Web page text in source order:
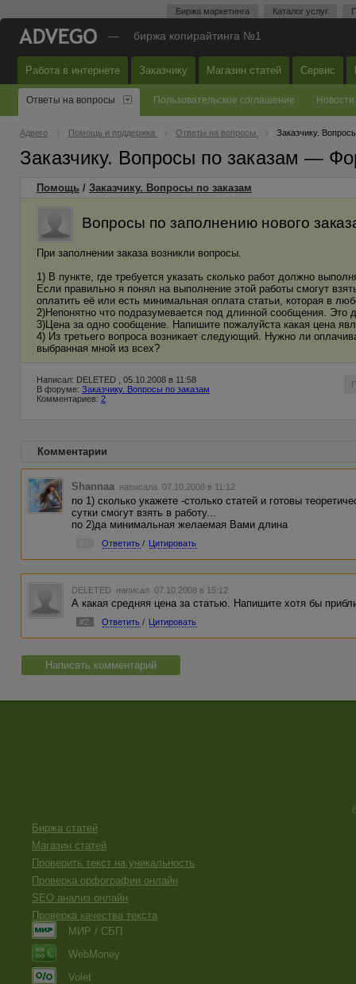
Биржа маркетинга Каталог услуг
— биржа копирайтинга №1
Работа в интернете Заказчику Магазин статей Сервис
Ответы на вопросы Пользовательское соглашение Новости
Адвего Помощь и поддержка Ответы на вопросы Заказчику.
Заказчику. Вопросы по заказам —
Помощь / Заказчику. Вопросы по заказам
Вопросы по заполнению нового
При заполнении заказа возникли вопросы.
1) В пункте, где требуется указать сколько работ должно
Если правильно я понял на выполнение этой работы смогут
оплатить её или есть минимальная оплата статьи, которая в
2)Непонятно что подразумевается под длинной сообщения. Это
3)Цена за одно сообщение. Напишите пожалуйста какая цена
4) Из третьего вопроса возникает следующий. Нужно ли
выбранная мной из всех?
Написал: DELETED , 05.10.2008 в 11:58
В форуме: Заказчику. Вопросы по заказам
Комментариев: 2
Комментарии
Shannaa написала 07.10.2008 в 11:12
по 1) сколько укажете -столько статей и готовы
сутки смогут взять в работу...
по 2)да минимальная желаемая Вами длина
Ответить / Цитировать
DELETED написал 07.10.2008 в 15:12
А какая средняя цена за статью. Напишите хотя бы
#2 Ответить / Цитировать
Написать комментарий
Биржа статей
Магазин статей
Проверить текст на уникальность
Проверка орфографии онлайн
SEO анализ онлайн
Проверка качества текста
МИР / СБП
WebMoney
Volet